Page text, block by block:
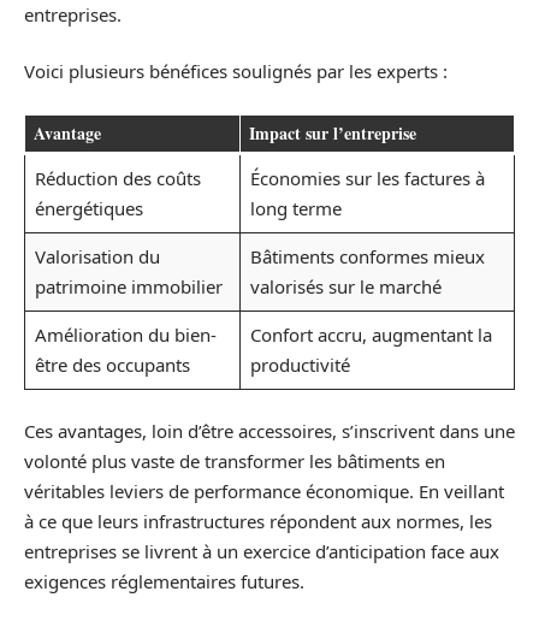
entreprises.
Voici plusieurs bénéfices soulignés par les experts :
Avantage Impact sur l’entreprise
Réduction des coûts
énergétiques
Économies sur les factures à
long terme
Valorisation du
patrimoine immobilier
Bâtiments conformes mieux
valorisés sur le marché
Amélioration du bien-
être des occupants
Confort accru, augmentant la
productivité
Ces avantages, loin d’être accessoires, s’inscrivent dans une
volonté plus vaste de transformer les bâtiments en
véritables leviers de performance économique. En veillant
à ce que leurs infrastructures répondent aux normes, les
entreprises se livrent à un exercice d’anticipation face aux
exigences réglementaires futures.